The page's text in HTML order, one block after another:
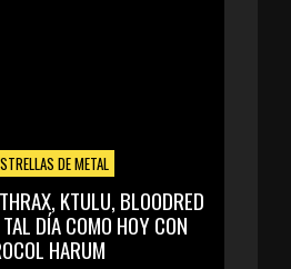
DE METAL
KTULU, BLOODRED
DÍA COMO HOY CON
HARUM